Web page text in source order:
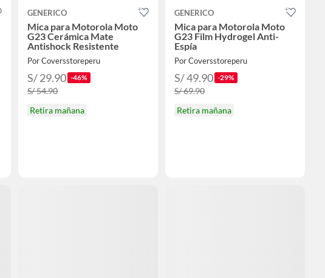
GENERICO
Mica para Motorola Moto
G23 Cerámica Mate
Antishock Resistente
Por Coversstoreperu
S/ 29.90 -46%
S/ 54.90
Retira mañana
GENERICO
Mica para Motorola Moto
G23 Film Hydrogel Anti-
Espía
Por Coversstoreperu
S/ 49.90 -29%
S/ 69.90
Retira mañana